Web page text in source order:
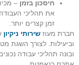
חיסכון בזמן –
את תהליכי
זמן קצרים יותר.
חברת מעוז שירותי ניקיון
וביעילות. לצורך השגת
ובונה תהליכי עבודה